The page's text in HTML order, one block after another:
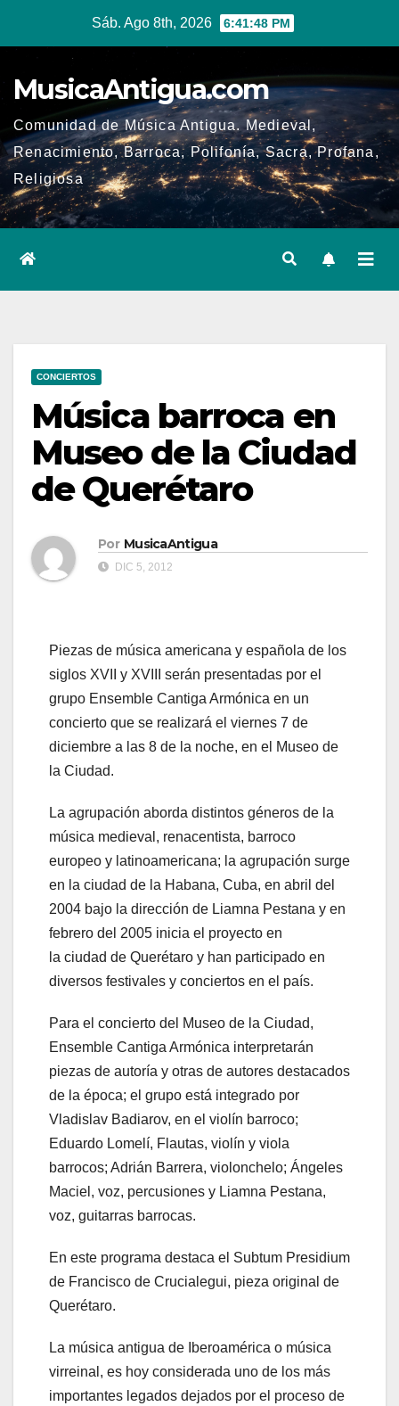
Sáb. Ago 8th, 2026 6:41:48 PM
MusicaAntigua.com
Comunidad de Música Antigua. Medieval,
Renacimiento, Barroca, Polifonía, Sacra, Profana,
Religiosa
CONCIERTOS
Música barroca en
Museo de la Ciudad
de Querétaro
Por MusicaAntigua
DIC 5, 2012
Piezas de música americana y española de los
siglos XVII y XVIII serán presentadas por el
grupo Ensemble Cantiga Armónica en un
concierto que se realizará el viernes 7 de
diciembre a las 8 de la noche, en el Museo de
la Ciudad.
La agrupación aborda distintos géneros de la
música medieval, renacentista, barroco
europeo y latinoamericana; la agrupación surge
en la ciudad de la Habana, Cuba, en abril del
2004 bajo la dirección de Liamna Pestana y en
febrero del 2005 inicia el proyecto en
la ciudad de Querétaro y han participado en
diversos festivales y conciertos en el país.
Para el concierto del Museo de la Ciudad,
Ensemble Cantiga Armónica interpretarán
piezas de autoría y otras de autores destacados
de la época; el grupo está integrado por
Vladislav Badiarov, en el violín barroco;
Eduardo Lomelí, Flautas, violín y viola
barrocos; Adrián Barrera, violonchelo; Ángeles
Maciel, voz, percusiones y Liamna Pestana,
voz, guitarras barrocas.
En este programa destaca el Subtum Presidium
de Francisco de Crucialegui, pieza original de
Querétaro.
La música antigua de Iberoamérica o música
virreinal, es hoy considerada uno de los más
importantes legados dejados por el proceso de